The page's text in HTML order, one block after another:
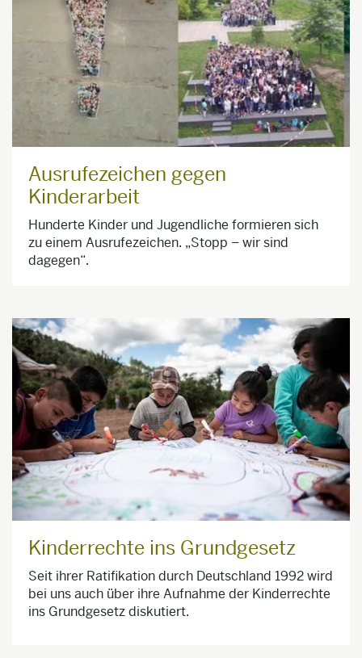
Ausrufezeichen gegen
Kinderarbeit
Hunderte Kinder und Jugendliche formieren sich
zu einem Ausrufezeichen. „Stopp – wir sind
dagegen“.
Kinderrechte ins Grundgesetz
Seit ihrer Ratifikation durch Deutschland 1992 wird
bei uns auch über ihre Aufnahme der Kinderrechte
ins Grundgesetz diskutiert.